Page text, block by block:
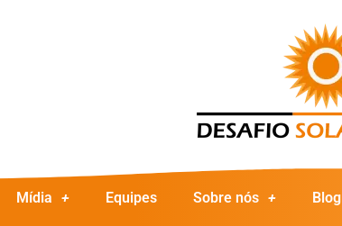
Mídia Equipes Sobre nós Blog